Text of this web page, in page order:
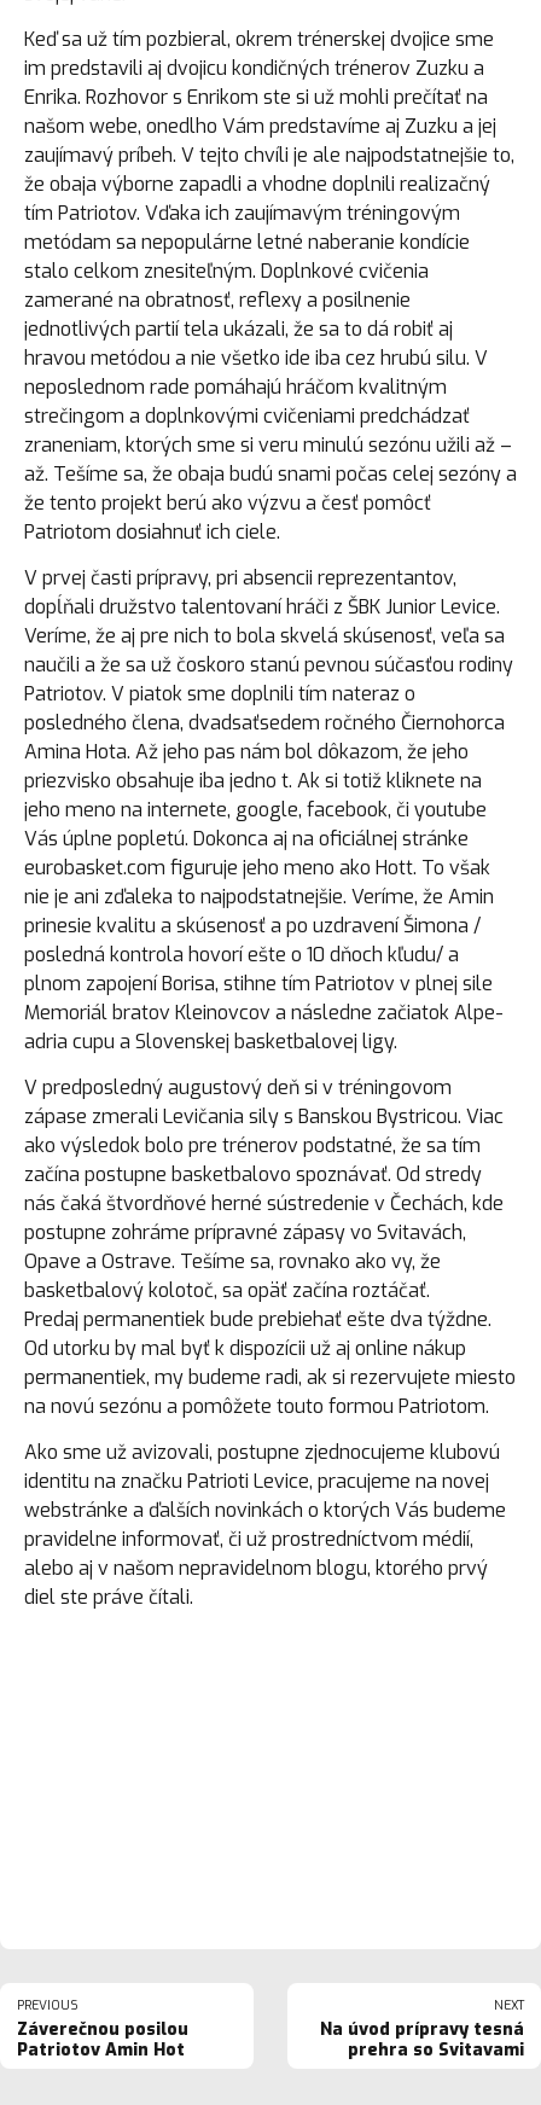
Keď sa už tím pozbieral, okrem trénerskej dvojice sme
im predstavili aj dvojicu kondičných trénerov Zuzku a
Enrika. Rozhovor s Enrikom ste si už mohli prečítať na
našom webe, onedlho Vám predstavíme aj Zuzku a jej
zaujímavý príbeh. V tejto chvíli je ale najpodstatnejšie to,
že obaja výborne zapadli a vhodne doplnili realizačný
tím Patriotov. Vďaka ich zaujímavým tréningovým
metódam sa nepopulárne letné naberanie kondície
stalo celkom znesiteľným. Doplnkové cvičenia
zamerané na obratnosť, reflexy a posilnenie
jednotlivých partií tela ukázali, že sa to dá robiť aj
hravou metódou a nie všetko ide iba cez hrubú silu. V
neposlednom rade pomáhajú hráčom kvalitným
strečingom a doplnkovými cvičeniami predchádzať
zraneniam, ktorých sme si veru minulú sezónu užili až –
až. Tešíme sa, že obaja budú snami počas celej sezóny a
že tento projekt berú ako výzvu a česť pomôcť
Patriotom dosiahnuť ich ciele.
V prvej časti prípravy, pri absencii reprezentantov,
dopĺňali družstvo talentovaní hráči z ŠBK Junior Levice.
Veríme, že aj pre nich to bola skvelá skúsenosť, veľa sa
naučili a že sa už čoskoro stanú pevnou súčasťou rodiny
Patriotov. V piatok sme doplnili tím nateraz o
posledného člena, dvadsaťsedem ročného Čiernohorca
Amina Hota. Až jeho pas nám bol dôkazom, že jeho
priezvisko obsahuje iba jedno t. Ak si totiž kliknete na
jeho meno na internete, google, facebook, či youtube
Vás úplne popletú. Dokonca aj na oficiálnej stránke
eurobasket.com figuruje jeho meno ako Hott. To však
nie je ani zďaleka to najpodstatnejšie. Veríme, že Amin
prinesie kvalitu a skúsenosť a po uzdravení Šimona /
posledná kontrola hovorí ešte o 10 dňoch kľudu/ a
plnom zapojení Borisa, stihne tím Patriotov v plnej sile
Memoriál bratov Kleinovcov a následne začiatok Alpe-
adria cupu a Slovenskej basketbalovej ligy.
V predposledný augustový deň si v tréningovom
zápase zmerali Levičania sily s Banskou Bystricou. Viac
ako výsledok bolo pre trénerov podstatné, že sa tím
začína postupne basketbalovo spoznávať. Od stredy
nás čaká štvordňové herné sústredenie v Čechách, kde
postupne zohráme prípravné zápasy vo Svitavách,
Opave a Ostrave. Tešíme sa, rovnako ako vy, že
basketbalový kolotoč, sa opäť začína roztáčať.
Predaj permanentiek bude prebiehať ešte dva týždne.
Od utorku by mal byť k dispozícii už aj online nákup
permanentiek, my budeme radi, ak si rezervujete miesto
na novú sezónu a pomôžete touto formou Patriotom.
Ako sme už avizovali, postupne zjednocujeme klubovú
identitu na značku Patrioti Levice, pracujeme na novej
webstránke a ďalších novinkách o ktorých Vás budeme
pravidelne informovať, či už prostredníctvom médií,
alebo aj v našom nepravidelnom blogu, ktorého prvý
diel ste práve čítali.
PREVIOUS
Záverečnou posilou
Patriotov Amin Hot
NEXT
Na úvod prípravy tesná
prehra so Svitavami